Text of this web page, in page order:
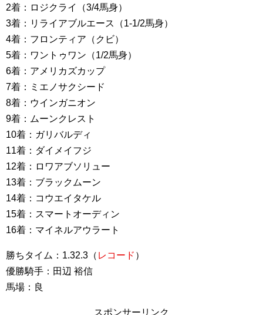
2着：ロジクライ（3/4馬身）
3着：リライアブルエース（1-1/2馬身）
4着：フロンティア（クビ）
5着：ワントゥワン（1/2馬身）
6着：アメリカズカップ
7着：ミエノサクシード
8着：ウインガニオン
9着：ムーンクレスト
10着：ガリバルディ
11着：ダイメイフジ
12着：ロワアブソリュー
13着：ブラックムーン
14着：コウエイタケル
15着：スマートオーディン
16着：マイネルアウラート
勝ちタイム：1.32.3（ レコード ）
優勝騎手：田辺 裕信
馬場：良
スポンサーリンク